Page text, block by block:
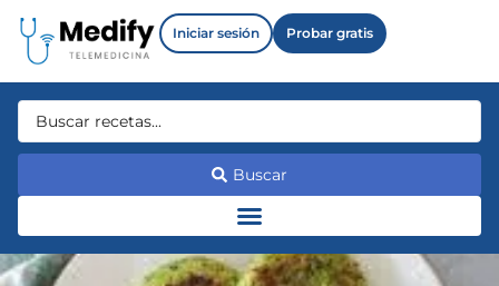
Iniciar sesión Probar gratis
Buscar